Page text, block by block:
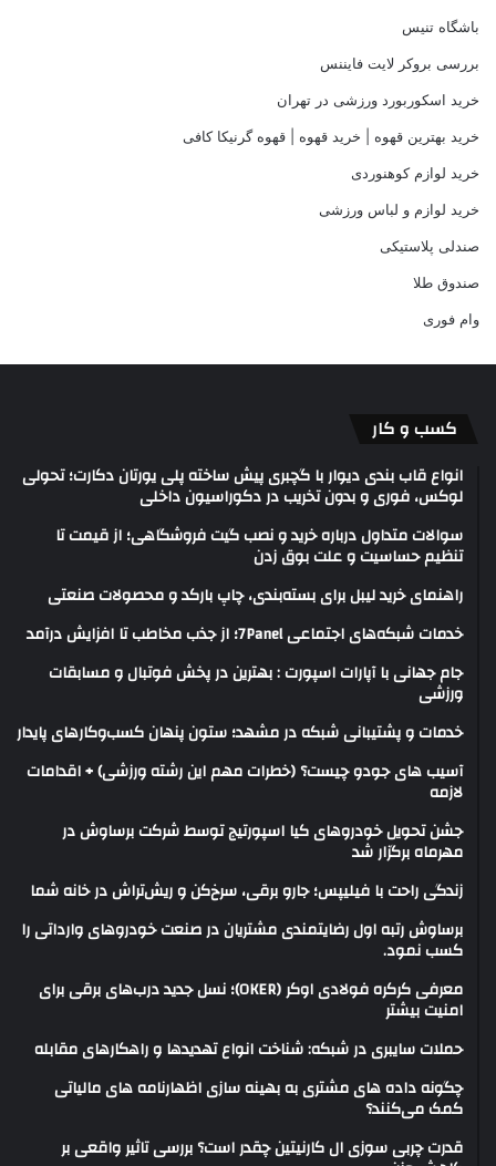
باشگاه تنیس
بررسی بروکر لایت فایننس
خرید اسکوربورد ورزشی در تهران
خرید بهترین قهوه | خرید قهوه | قهوه گرنیکا کافی
خرید لوازم کوهنوردی
خرید لوازم و لباس ورزشی
صندلی پلاستیکی
صندوق طلا
وام فوری
کسب و کار
انواع قاب بندی دیوار با گچبری پیش ساخته پلی یورتان دکارت؛ تحولی
لوکس، فوری و بدون تخریب در دکوراسیون داخلی
سوالات متداول درباره خرید و نصب گیت فروشگاهی؛ از قیمت تا
تنظیم حساسیت و علت بوق زدن
راهنمای خرید لیبل برای بسته‌بندی، چاپ بارکد و محصولات صنعتی
خدمات شبکه‌های اجتماعی 7Panel؛ از جذب مخاطب تا افزایش درآمد
جام جهانی با آپارات اسپورت : بهترین در پخش فوتبال و مسابقات
ورزشی
خدمات و پشتیبانی شبکه در مشهد؛ ستون پنهان کسب‌وکارهای پایدار
آسیب های جودو چیست؟ (خطرات مهم این رشته ورزشی) + اقدامات
لازمه
جشن تحویل خودروهای کیا اسپورتیج توسط شرکت برساوش در
مهرماه برگزار شد
زندگی راحت با فیلیپس؛ جارو برقی، سرخ‌کن و ریش‌تراش در خانه شما
برساوش رتبه اول رضایتمندی مشتریان در صنعت خودروهای وارداتی را
کسب نمود.
معرفی کرکره فولادی اوکر (OKER)؛ نسل جدید درب‌های برقی برای
امنیت بیشتر
حملات سایبری در شبکه: شناخت انواع تهدیدها و راهکارهای مقابله
چگونه داده های مشتری به بهینه سازی اظهارنامه های مالیاتی
کمک می‌کنند؟
قدرت چربی سوزی ال کارنیتین چقدر است؟ بررسی تاثیر واقعی بر